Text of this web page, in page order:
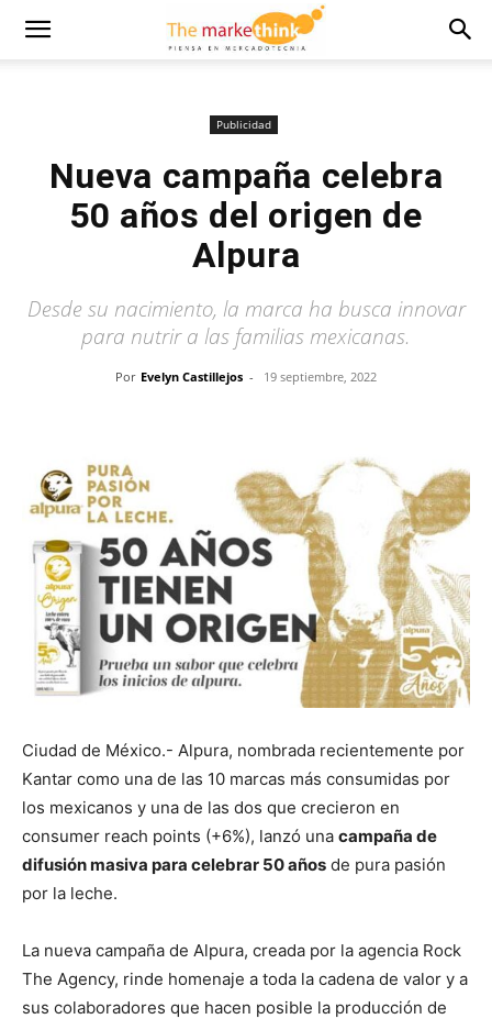
Publicidad
Nueva campaña celebra
50 años del origen de
Alpura
Desde su nacimiento, la marca ha busca innovar
para nutrir a las familias mexicanas.
Por Evelyn Castillejos - 19 septiembre, 2022
Ciudad de México.- Alpura, nombrada recientemente por
Kantar como una de las 10 marcas más consumidas por
los mexicanos y una de las dos que crecieron en
consumer reach points (+6%), lanzó una campaña de
difusión masiva para celebrar 50 años de pura pasión
por la leche.
La nueva campaña de Alpura, creada por la agencia Rock
The Agency, rinde homenaje a toda la cadena de valor y a
sus colaboradores que hacen posible la producción de